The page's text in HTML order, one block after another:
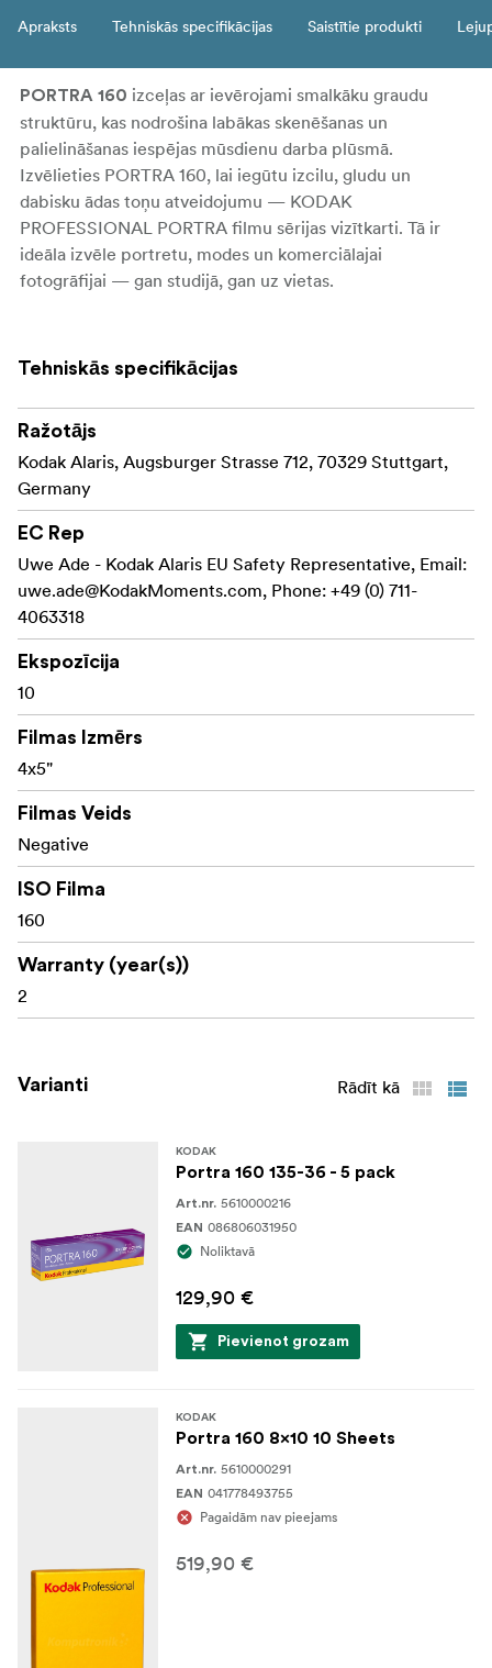
Apraksts Tehniskās specifikācijas Saistītie produkti
PORTRA 160 izceļas ar ievērojami smalkāku graudu
struktūru, kas nodrošina labākas skenēšanas un
palielināšanas iespējas mūsdienu darba plūsmā.
Izvēlieties PORTRA 160, lai iegūtu izcilu, gludu un
dabisku ādas toņu atveidojumu — KODAK
PROFESSIONAL PORTRA filmu sērijas vizītkarti. Tā ir
ideāla izvēle portretu, modes un komerciālajai
fotogrāfijai — gan studijā, gan uz vietas.
Tehniskās specifikācijas
Ražotājs
Kodak Alaris, Augsburger Strasse 712, 70329 Stuttgart,
Germany
EC Rep
Uwe Ade - Kodak Alaris EU Safety Representative, Email:
uwe.ade@KodakMoments.com, Phone: +49 (0) 711-
4063318
Ekspozīcija
10
Filmas Izmērs
4x5"
Filmas Veids
Negative
ISO Filma
160
Warranty (year(s))
2
Varianti Rādīt kā
KODAK
Portra 160 135-36 - 5 pack
Art.nr. 5610000216
EAN 086806031950
Noliktavā
129,90 €
Pievienot grozam
KODAK
Portra 160 8x10 10 Sheets
Art.nr. 5610000291
EAN 041778493755
Pagaidām nav pieejams
519,90 €